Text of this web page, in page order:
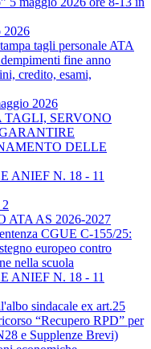
2026
tagli personale ATA
fine anno
credito, esami,
2026
SERVONO
DELLE
ANIEF N. 18 - 11
AS 2026-2027
CGUE C‑155/25:
europeo contro
nella scuola
ANIEF N. 18 - 11
sindacale ex art.25
“Recupero RPD” per
e Supplenze Brevi)